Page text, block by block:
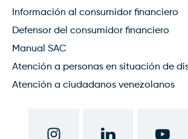
Información al consumidor financiero
Defensor del consumidor financiero
Manual SAC
Atención a personas en situación de
Atención a ciudadanos venezolanos